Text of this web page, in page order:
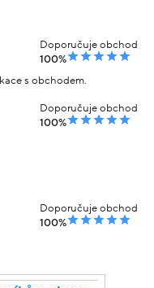
Doporučuje obchod
100%
s obchodem.
Doporučuje obchod
100%
Doporučuje obchod
100%